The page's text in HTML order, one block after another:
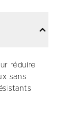
réduire
sans